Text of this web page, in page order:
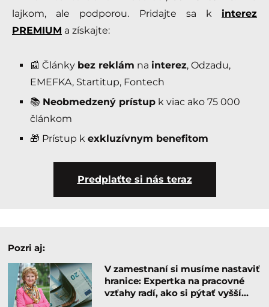
lajkom, ale podporou. Pridajte sa k interez
PREMIUM a získajte:
📰 Články bez reklám na interez, Odzadu,
EMEFKA, Startitup, Fontech
📚 Neobmedzený prístup k viac ako 75 000
článkom
🎁 Prístup k exkluzívnym benefitom
Predplaťte si nás teraz
Pozri aj:
V zamestnaní si musíme nastaviť
hranice: Expertka na pracovné
vzťahy radí, ako si pýtať vyšší…